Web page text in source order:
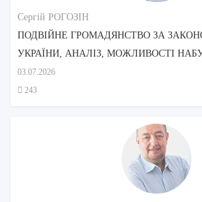
Сергій РОГОЗІН
ПОДВІЙНЕ ГРОМАДЯНСТВО ЗА
УКРАЇНИ, АНАЛІЗ, МОЖЛИВОСТІ
03.07.2026
243